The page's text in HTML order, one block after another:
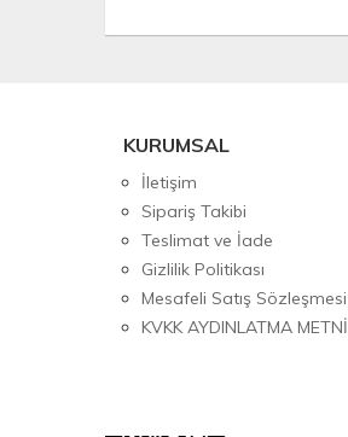
KURUMSAL
İletişim
Sipariş Takibi
Teslimat ve İade
Gizlilik Politikası
Mesafeli Satış Sözleşmesi
KVKK AYDINLATMA METNİ